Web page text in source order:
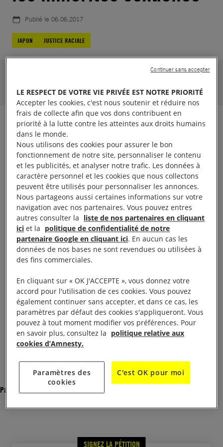
Publié le 06.06.2017
JAPON JUSTICE RACIALE
10183soutiens.Aidez-nous à atteindre 30000
Actuellement, aucune protection contre les
discriminations en raison de l’orientation sexuelle ou
de l’identité de genre n’existe au Japon. Les
déclarations publiques des responsables politiques
encouragent ces discriminations. De plus, le
changement d’état civil n’est possible qu’en
remplissant des critères qui violent les droits
humains (stérilisation, chirurgie de réassignation
sexuelle, célibat).
Il ne s’agit pas de demander la création de nouveau
droits pour les personnes LGBTI (Lesbiennes, Gays,
Bisexuelles, Trans, Intersexes) mais bien que les
personnes LGBTI puissent jouir de leurs droits
fondamentaux sans discrimination.
Monsieur le Premier ministre,
Personne ne devrait vivre et aimer dans la
Partager
SIGNEZ LA PÉTITION
LE RESPECT DE VOTRE VIE PRIVÉE EST NOTRE PRIORITÉ
Accepter les cookies, c'est nous soutenir et réduire nos
frais de collecte afin que vos dons contribuent en
priorité à la lutte contre les atteintes aux droits humains
dans le monde.
Nous utilisons des cookies pour assurer le bon
fonctionnement de notre site, personnaliser le contenu
et les publicités, et analyser notre trafic. Les données à
caractère personnel et les cookies que nous collectons
peuvent être utilisés pour personnaliser les annonces.
Nous partageons aussi certaines informations sur votre
navigation avec nos partenaires. Vous pouvez entres
autres consulter la liste de nos partenaires en cliquant
ici et la politique de confidentialité de notre
partenaire Google en cliquant ici. En aucun cas les
données de nos bases ne sont revendues ou utilisées à
des fins commerciales.
En cliquant sur « OK J'ACCEPTE », vous donnez votre
accord pour l'utilisation de ces cookies. Vous pouvez
également continuer sans accepter, et dans ce cas, les
paramètres par défaut des cookies s'appliqueront. Vous
pouvez à tout moment modifier vos préférences. Pour
en savoir plus, consultez la politique relative aux
cookies d’Amnesty.
Paramètres des
cookies
C'est OK pour moi
Continuer sans accepter